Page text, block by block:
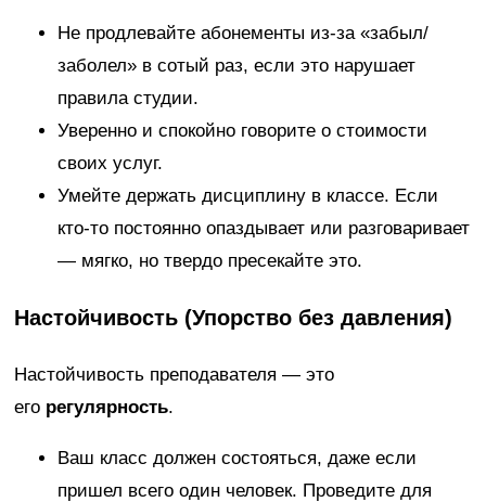
Не продлевайте абонементы из-за «забыл/
заболел» в сотый раз, если это нарушает
правила студии.
Уверенно и спокойно говорите о стоимости
своих услуг.
Умейте держать дисциплину в классе. Если
кто-то постоянно опаздывает или разговаривает
— мягко, но твердо пресекайте это.
Настойчивость (Упорство без давления)
Настойчивость преподавателя — это
его регулярность.
Ваш класс должен состояться, даже если
пришел всего один человек. Проведите для